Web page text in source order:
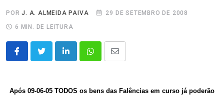
PORJ. A. ALMEIDA PAIVA
29 DE SETEMBRO DE 2008
6 MIN. DE LEITURA
LinkedInWhatsappShare
Email
Após 09-06-05 TODOS os bens das Falências em curso já poderão